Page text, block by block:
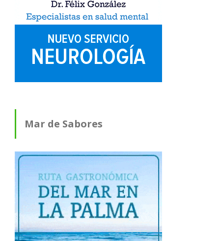
Mar de Sabores